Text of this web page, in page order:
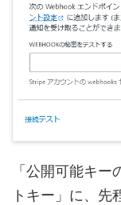
「公開可能キ
トキー」に、先